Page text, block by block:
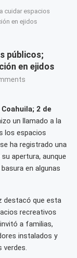
cuidar espacios
en ejidos
públicos;
en ejidos
2 de
un llamado a la
los espacios
ha registrado una
apertura, aunque
en algunas
destacó que esta
recreativos
a familias,
instalados y
verdes.